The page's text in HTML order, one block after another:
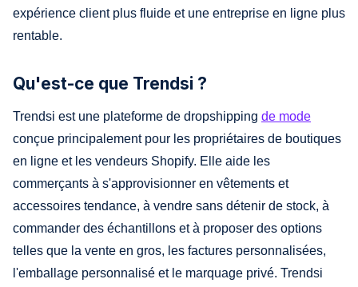
expérience client plus fluide et une entreprise en ligne plus
rentable.
Qu'est-ce que Trendsi ?
Trendsi est une plateforme de dropshipping de mode
conçue principalement pour les propriétaires de boutiques
en ligne et les vendeurs Shopify. Elle aide les
commerçants à s'approvisionner en vêtements et
accessoires tendance, à vendre sans détenir de stock, à
commander des échantillons et à proposer des options
telles que la vente en gros, les factures personnalisées,
l'emballage personnalisé et le marquage privé. Trendsi